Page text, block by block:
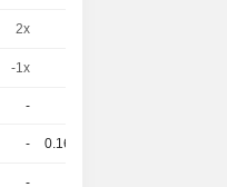
2x
-1x
-
- 0.169
-